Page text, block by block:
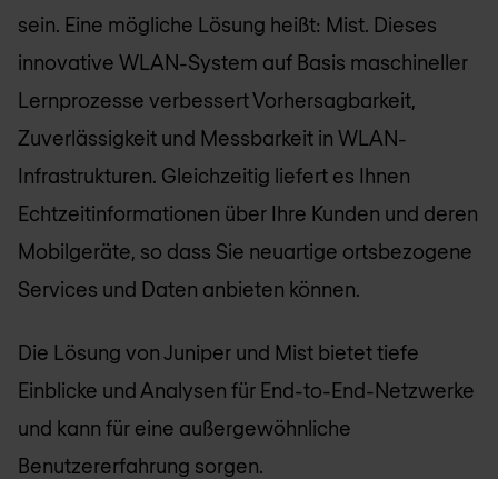
sein. Eine mögliche Lösung heißt: Mist. Dieses
innovative WLAN-System auf Basis maschineller
Lernprozesse verbessert Vorhersagbarkeit,
Zuverlässigkeit und Messbarkeit in WLAN-
Infrastrukturen. Gleichzeitig liefert es Ihnen
Echtzeitinformationen über Ihre Kunden und deren
Mobilgeräte, so dass Sie neuartige ortsbezogene
Services und Daten anbieten können.
Die Lösung von Juniper und Mist bietet tiefe
Einblicke und Analysen für End-to-End-Netzwerke
und kann für eine außergewöhnliche
Benutzererfahrung sorgen.